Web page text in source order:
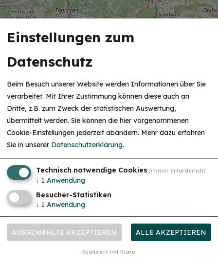
Einstellungen zum
Datenschutz
Beim Besuch unserer Website werden Informationen über Sie
verarbeitet. Mit Ihrer Zustimmung können diese auch an
Dritte, z.B. zum Zweck der statistischen Auswertung,
übermittelt werden. Sie können die hier vorgenommenen
Cookie-Einstellungen jederzeit abändern. Mehr dazu erfahren
Sie in unserer Datenschutzerklärung.
Technisch notwendige Cookies (immer erforderlich)
↓ 1 Anwendung
Besucher-Statistiken
↓ 1 Anwendung
AUSGEWÄHLTE AKZEPTIEREN ALLE AKZEPTIEREN
Realisiert mit Klaro!